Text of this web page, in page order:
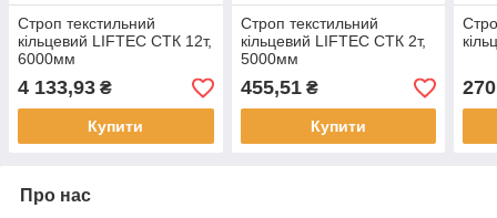
Строп текстильний
кільцевий LIFTEC СТК 12т,
6000мм
4 133,93 ₴
Купити
Строп текстильний
кільцевий LIFTEC СТК 2т,
5000мм
455,51₴
Купити
Про нас